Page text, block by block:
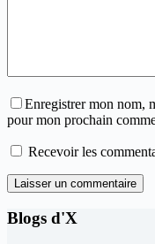
Enregistrer mon nom,
pour mon prochain
Recevoir les
Laisser un commentaire
Blogs d'X